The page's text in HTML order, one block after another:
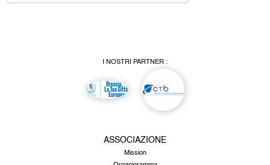
I NOSTRI PARTNER :
ASSOCIAZIONE
Mission